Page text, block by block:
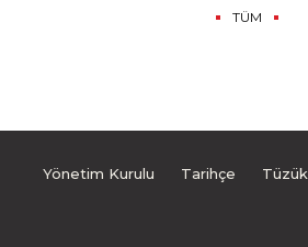
TÜM
Yönetim Kurulu Tarihçe Tüzük